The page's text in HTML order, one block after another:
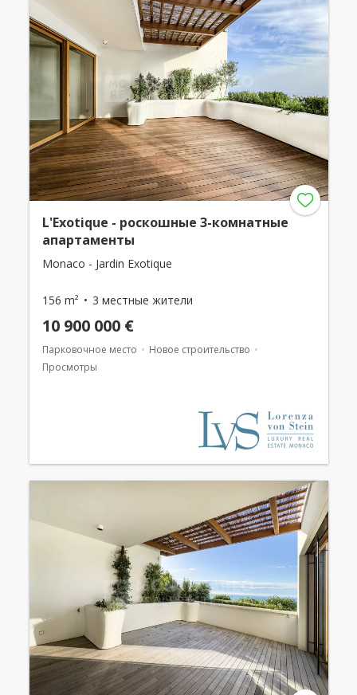
L'Exotique - роскошные 3-комнатные
апартаменты
Monaco - Jardin Exotique
156 m² 3 местные жители
10 900 000 €
Парковочное место
Новое строительство
Просмотры